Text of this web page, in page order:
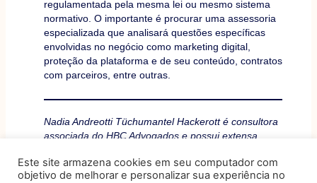
regulamentada pela mesma lei ou mesmo sistema
normativo. O importante é procurar uma assessoria
especializada que analisará questões específicas
envolvidas no negócio como marketing digital,
proteção da plataforma e de seu conteúdo, contratos
com parceiros, entre outras.
Nadia Andreotti Tüchumantel Hackerott é consultora
associada do HBC Advogados e possui extensa
como marcas, patentes, desenhos industriais,
nomes de domínio, softwares, direitos autorais,
Este site armazena cookies em seu computador com
objetivo de melhorar e personalizar sua experiência no